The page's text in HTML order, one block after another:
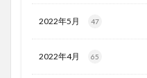
2022年5月 47
2022年4月 65